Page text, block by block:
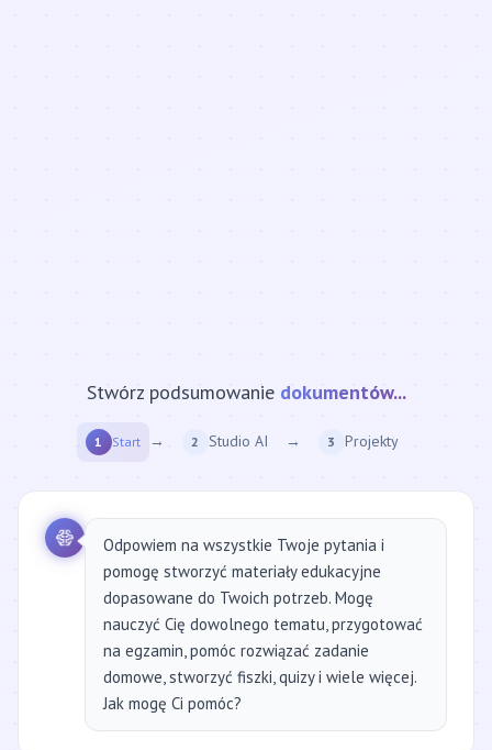
Stwórz podsumowanie strony internetowej...
1 Start → 2 Studio AI → 3 Projekty
Odpowiem na wszystkie Twoje pytania i
pomogę stworzyć materiały edukacyjne
dopasowane do Twoich potrzeb. Mogę
nauczyć Cię dowolnego tematu, przygotować
na egzamin, pomóc rozwiązać zadanie
domowe, stworzyć fiszki, quizy i wiele więcej.
Jak mogę Ci pomóc?